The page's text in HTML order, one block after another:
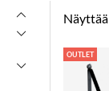
Näyttää
Tuotteet
OUTLET